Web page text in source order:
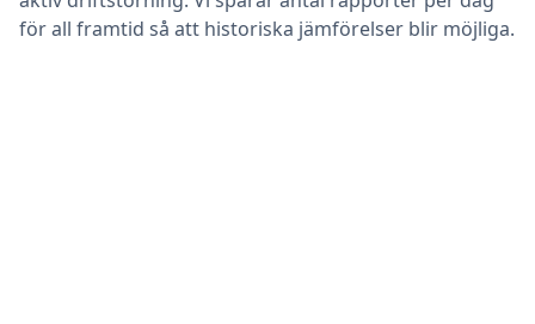
för all framtid så att historiska jämförelser blir möjliga.